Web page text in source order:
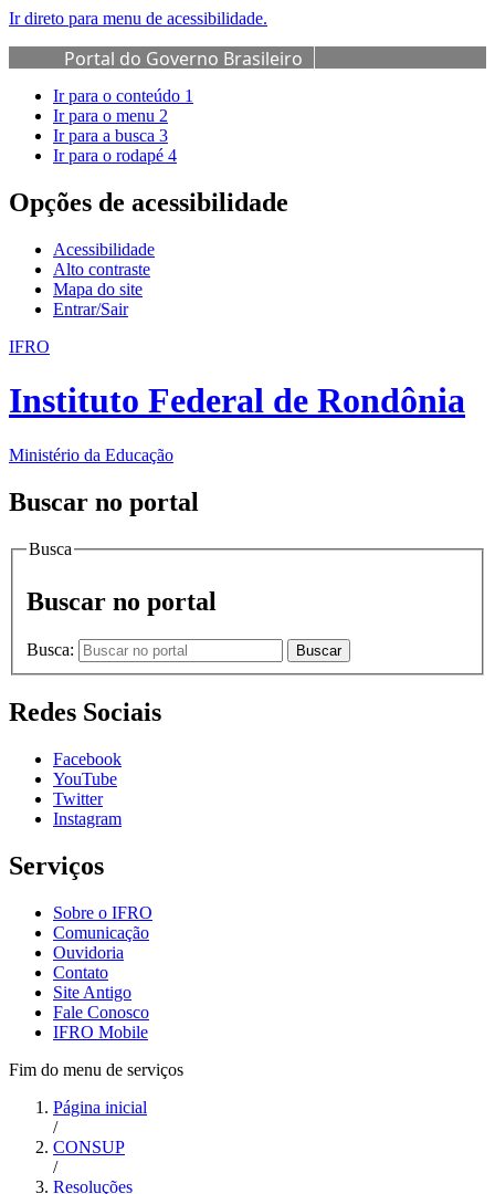
Ir direto para menu de acessibilidade.
Portal do Governo Brasileiro
Ir para o conteúdo 1
Ir para o menu 2
Ir para a busca 3
Ir para o rodapé 4
Opções de acessibilidade
Acessibilidade
Alto contraste
Mapa do site
Entrar/Sair
IFRO
Instituto Federal de Rondônia
Ministério da Educação
Buscar no portal
Busca
Buscar no portal
Busca: Buscar
Redes Sociais
Facebook
YouTube
Twitter
Instagram
Serviços
Sobre o IFRO
Comunicação
Ouvidoria
Contato
Site Antigo
Fale Conosco
IFRO Mobile
Fim do menu de serviços
Página inicial
/
CONSUP
/
Resoluções